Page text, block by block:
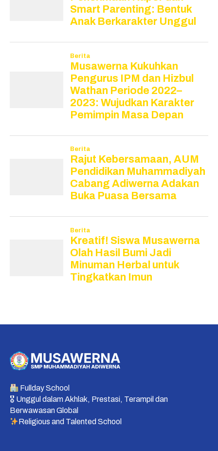
Fullday School
🎖 Unggul dalam Akhlak, Prestasi, Terampil dan
Berwawasan Global
Religious and Talented School